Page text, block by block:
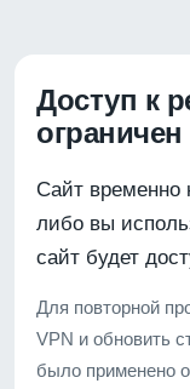
Доступ к
ограничен
Сайт временно
либо вы
сайт будет
Для повторной
VPN и обновить
было применено